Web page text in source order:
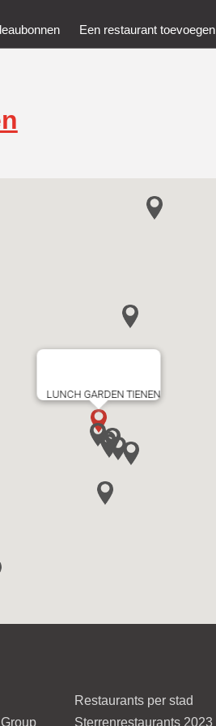
Een restaurant toevoegen
LUNCH GARDEN TIENEN
Restaurants per stad
Sterrenrestaurants 2023